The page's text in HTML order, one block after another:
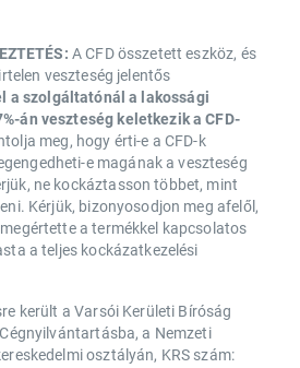
A CFD összetett eszköz, és
veszteség jelentős
a szolgáltatónál a lakossági
án veszteség keletkezik a CFD-
meg, hogy érti-e a CFD-k
e magának a veszteség
ne kockáztasson többet, mint
Kérjük, bizonyosodjon meg afelől,
a termékkel kapcsolatos
a teljes kockázatkezelési
került a Varsói Kerületi Bíróság
a Nemzeti
osztályán, KRS szám: